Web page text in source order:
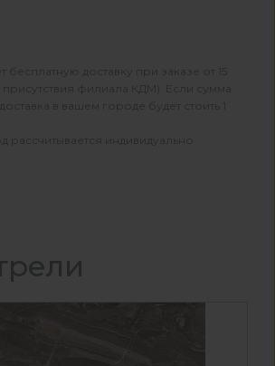
доставку при заказе от 15
присутствия филиала КДМ). Если сумма
в вашем городе будет стоить 1
рассчитывается индивидуально